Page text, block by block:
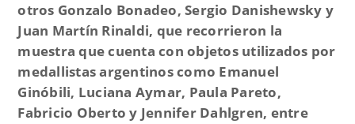
otros Gonzalo Bonadeo, Sergio Danishewsky y
Juan Martín Rinaldi, que recorrieron la
muestra que cuenta con objetos utilizados por
medallistas argentinos como Emanuel
Ginóbili, Luciana Aymar, Paula Pareto,
Fabricio Oberto y Jennifer Dahlgren, entre